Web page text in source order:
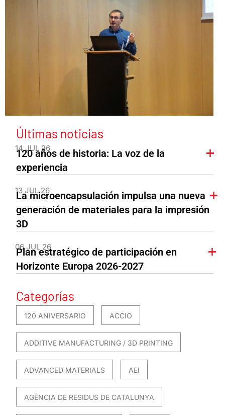
Últimas noticias
14 JUL 26
120 años de historia: La voz de la
experiencia
13 JUL 26
La microencapsulación impulsa una nueva
generación de materiales para la impresión
3D
06 JUL 26
Plan estratégico de participación en
Horizonte Europa 2026-2027
Categorías
120 ANIVERSARIO ACCIO
ADDITIVE MANUFACTURING / 3D PRINTING
ADVANCED MATERIALS AEI
AGÈNCIA DE RESIDUS DE CATALUNYA